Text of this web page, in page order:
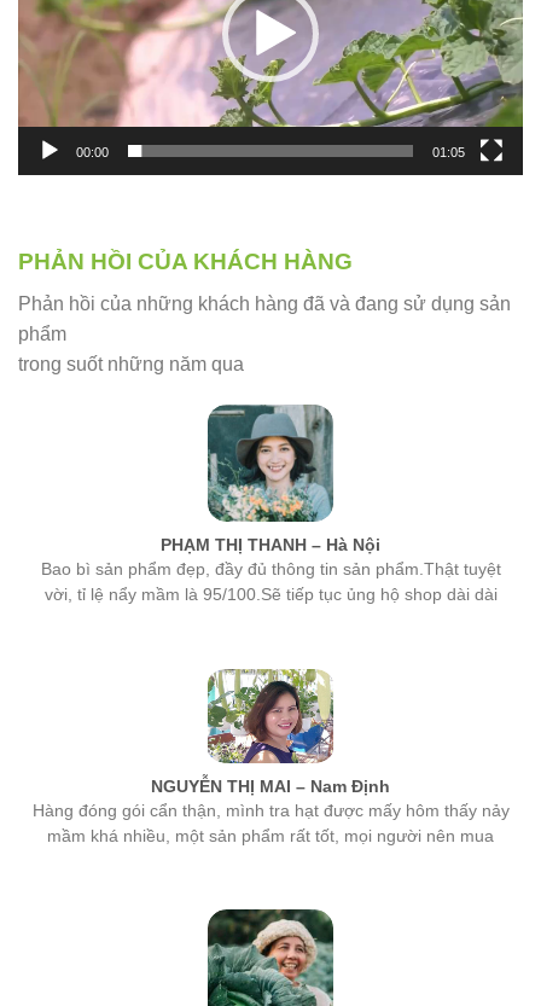
00:00 01:05
Phản hồi của những khách hàng đã và đang sử dụng sản
phẩm
trong suốt những năm qua
PHẠM THỊ THANH – Hà Nội
Bao bì sản phẩm đẹp, đầy đủ thông tin sản phẩm.Thật tuyệt
vời, tỉ lệ nẩy mầm là 95/100.Sẽ tiếp tục ủng hộ shop dài dài
NGUYỄN THỊ MAI – Nam Định
Hàng đóng gói cẩn thận, mình tra hạt được mấy hôm thấy nảy
mầm khá nhiều, một sản phẩm rất tốt, mọi người nên mua